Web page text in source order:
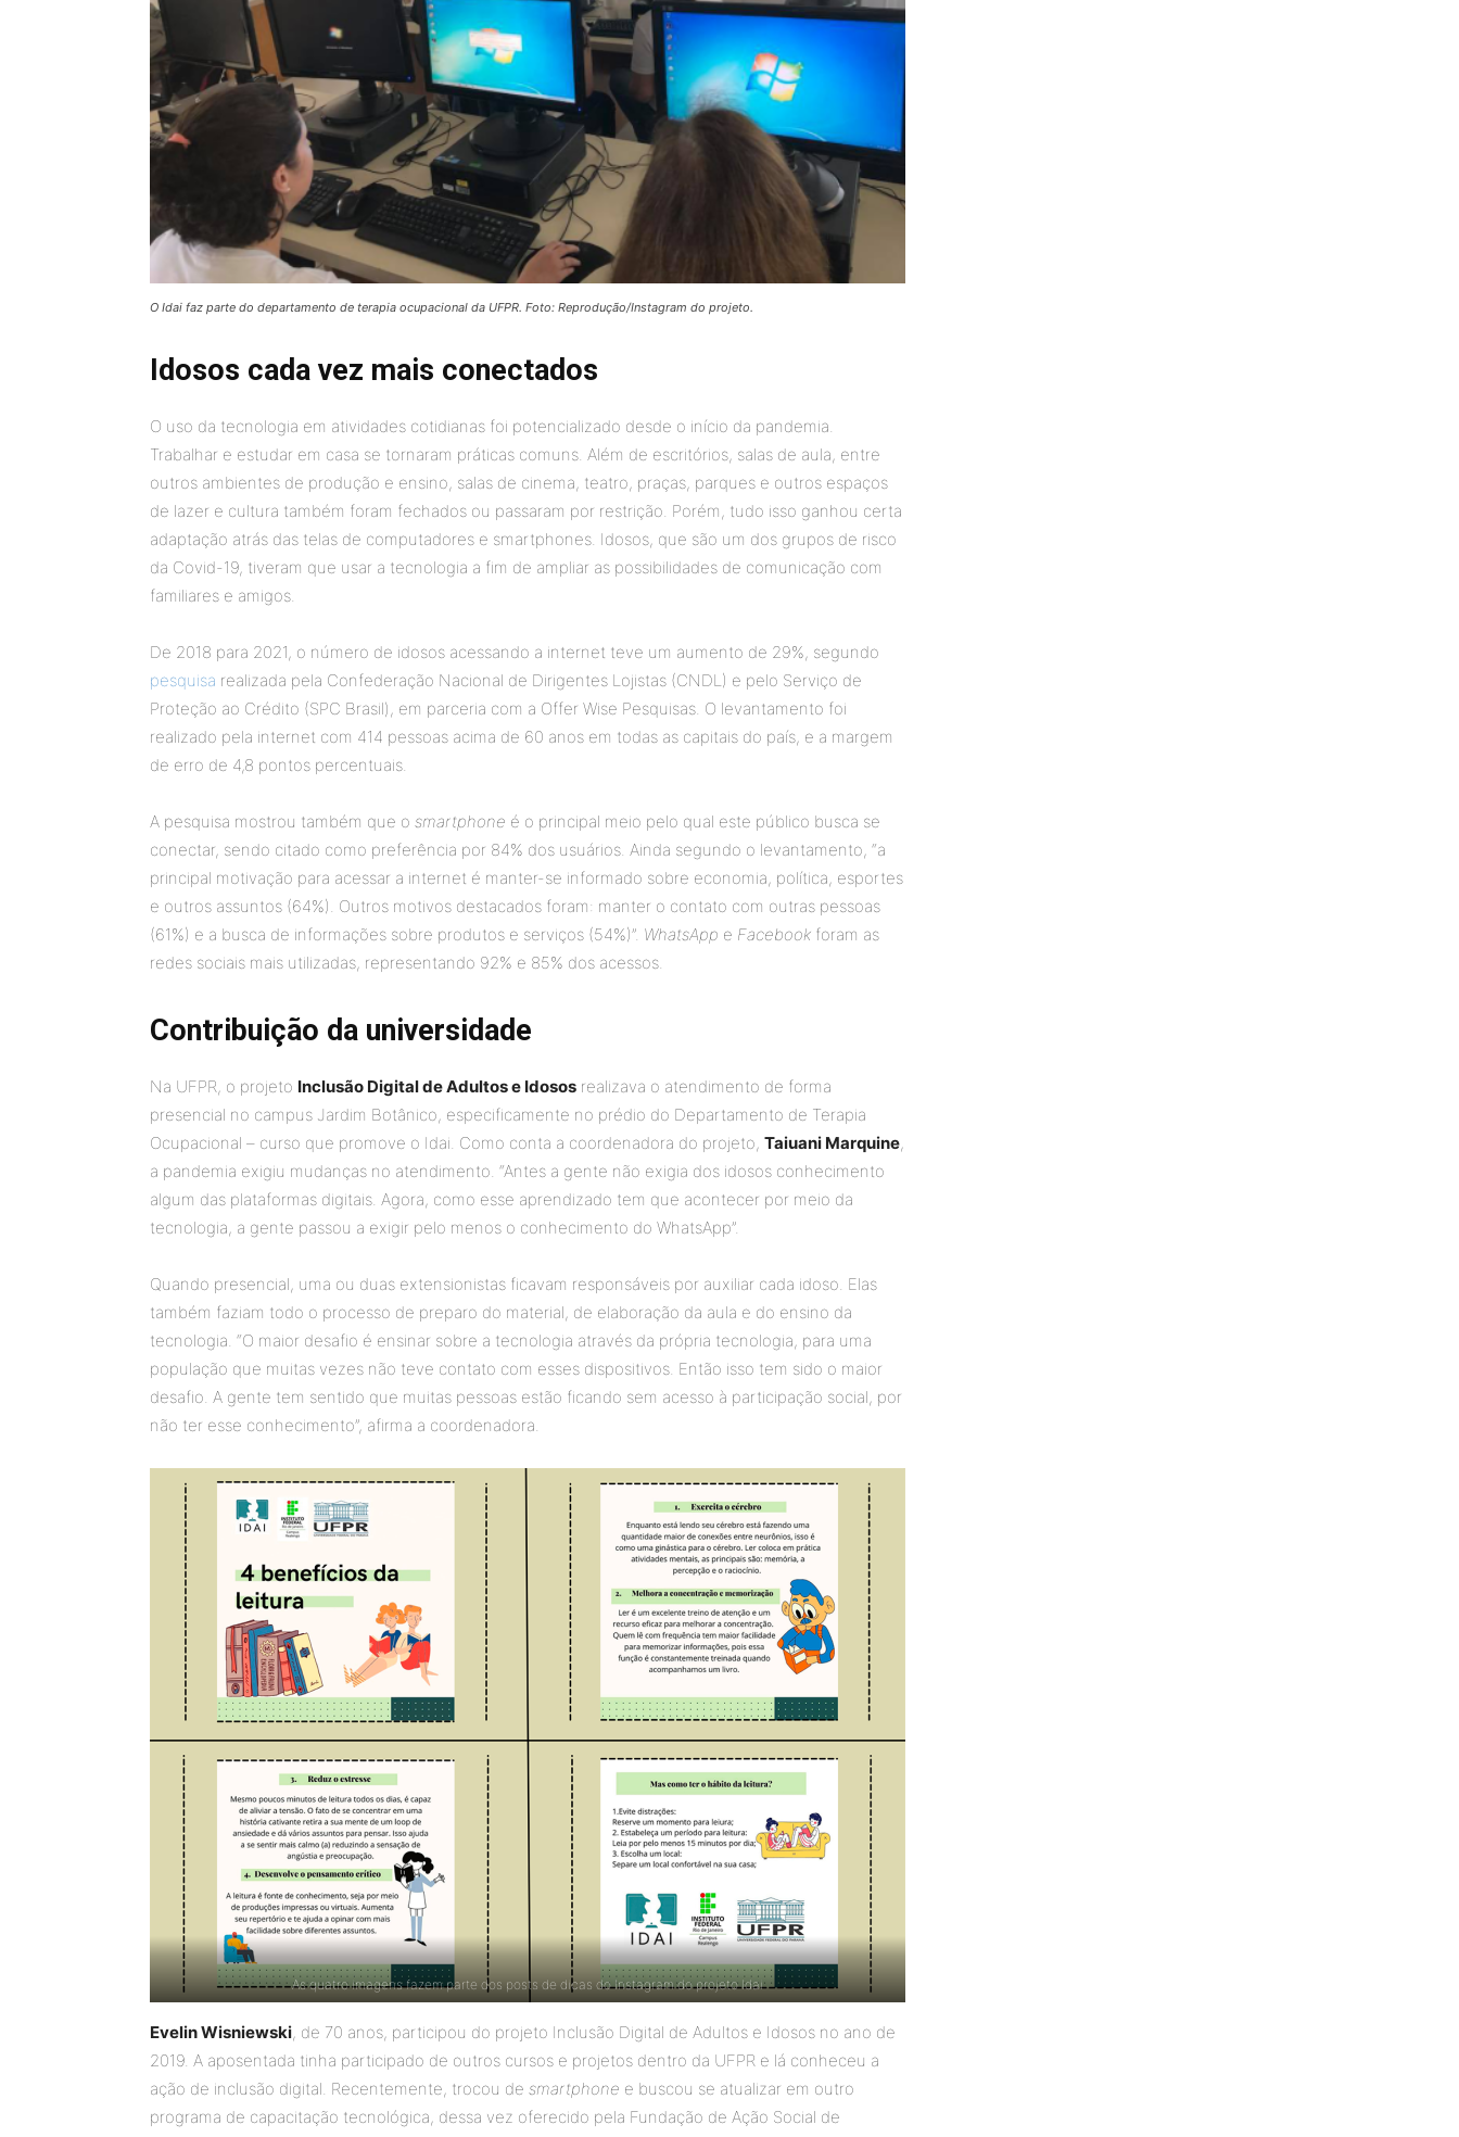
O Idai faz parte do departamento de terapia ocupacional da UFPR. Foto: Reprodução/Instagram do projeto.
Idosos cada vez mais conectados
O uso da tecnologia em atividades cotidianas foi potencializado desde o início da pandemia.
Trabalhar e estudar em casa se tornaram práticas comuns. Além de escritórios, salas de aula, entre
outros ambientes de produção e ensino, salas de cinema, teatro, praças, parques e outros espaços
de lazer e cultura também foram fechados ou passaram por restrição. Porém, tudo isso ganhou certa
adaptação atrás das telas de computadores e smartphones. Idosos, que são um dos grupos de risco
da Covid-19, tiveram que usar a tecnologia a fim de ampliar as possibilidades de comunicação com
familiares e amigos.
De 2018 para 2021, o número de idosos acessando a internet teve um aumento de 29%, segundo
pesquisa realizada pela Confederação Nacional de Dirigentes Lojistas (CNDL) e pelo Serviço de
Proteção ao Crédito (SPC Brasil), em parceria com a Offer Wise Pesquisas. O levantamento foi
realizado pela internet com 414 pessoas acima de 60 anos em todas as capitais do país, e a margem
de erro de 4,8 pontos percentuais.
A pesquisa mostrou também que o smartphone é o principal meio pelo qual este público busca se
conectar, sendo citado como preferência por 84% dos usuários. Ainda segundo o levantamento, “a
principal motivação para acessar a internet é manter-se informado sobre economia, política, esportes
e outros assuntos (64%). Outros motivos destacados foram: manter o contato com outras pessoas
(61%) e a busca de informações sobre produtos e serviços (54%)”. WhatsApp e Facebook foram as
redes sociais mais utilizadas, representando 92% e 85% dos acessos.
Contribuição da universidade
Na UFPR, o projeto Inclusão Digital de Adultos e Idosos realizava o atendimento de forma
presencial no campus Jardim Botânico, especificamente no prédio do Departamento de Terapia
Ocupacional – curso que promove o Idai. Como conta a coordenadora do projeto, Taiuani Marquine,
a pandemia exigiu mudanças no atendimento. “Antes a gente não exigia dos idosos conhecimento
algum das plataformas digitais. Agora, como esse aprendizado tem que acontecer por meio da
tecnologia, a gente passou a exigir pelo menos o conhecimento do WhatsApp”.
Quando presencial, uma ou duas extensionistas ficavam responsáveis por auxiliar cada idoso. Elas
também faziam todo o processo de preparo do material, de elaboração da aula e do ensino da
tecnologia. “O maior desafio é ensinar sobre a tecnologia através da própria tecnologia, para uma
população que muitas vezes não teve contato com esses dispositivos. Então isso tem sido o maior
desafio. A gente tem sentido que muitas pessoas estão ficando sem acesso à participação social, por
não ter esse conhecimento”, afirma a coordenadora.
As quatro imagens fazem parte dos posts de dicas do Instagram do projeto Idai
Evelin Wisniewski, de 70 anos, participou do projeto Inclusão Digital de Adultos e Idosos no ano de
2019. A aposentada tinha participado de outros cursos e projetos dentro da UFPR e lá conheceu a
ação de inclusão digital. Recentemente, trocou de smartphone e buscou se atualizar em outro
programa de capacitação tecnológica, dessa vez oferecido pela Fundação de Ação Social de